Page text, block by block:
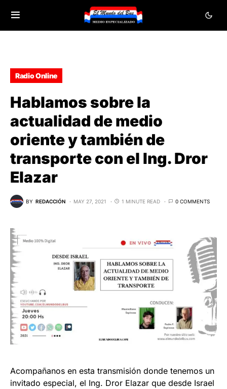
Radio Online
Hablamos sobre la
actualidad de medio
oriente y también de
transporte con el Ing. Dror
Elazar
BY REDACCIÓN MAY 27, 2021 1 MINUTE READ 0 COMMENTS
Acompañanos en esta transmisión donde tenemos un
invitado especial, el Ing. Dror Elazar que desde Israel